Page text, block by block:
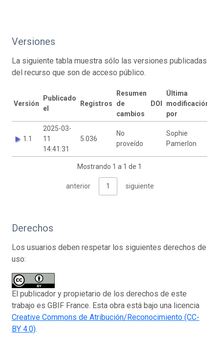
Versiones
La siguiente tabla muestra sólo las versiones publicadas
del recurso que son de acceso público.
Versión
Publicado
el
Registros
Resumen
de
cambios
DOI
Última
modificación
por
1.1
2025-03-
11
14:41:31
5.036
No
proveído
Sophie
Pamerlon
Mostrando 1 a 1 de 1
anterior 1 siguiente
Derechos
Los usuarios deben respetar los siguientes derechos de
uso:
El publicador y propietario de los derechos de este
trabajo es GBIF France. Esta obra está bajo una licencia
Creative Commons de Atribución/Reconocimiento (CC-
BY 4.0).